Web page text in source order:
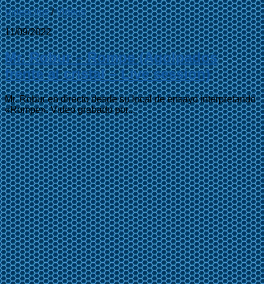
Videoclips/Videos
11/09/2022
Mr. Robur – Rompe (Agolpados
frente al cristal – Live session)
Mr. Robur en directo desde su local de ensayo interpretando
«Rompe». Video grabado por...